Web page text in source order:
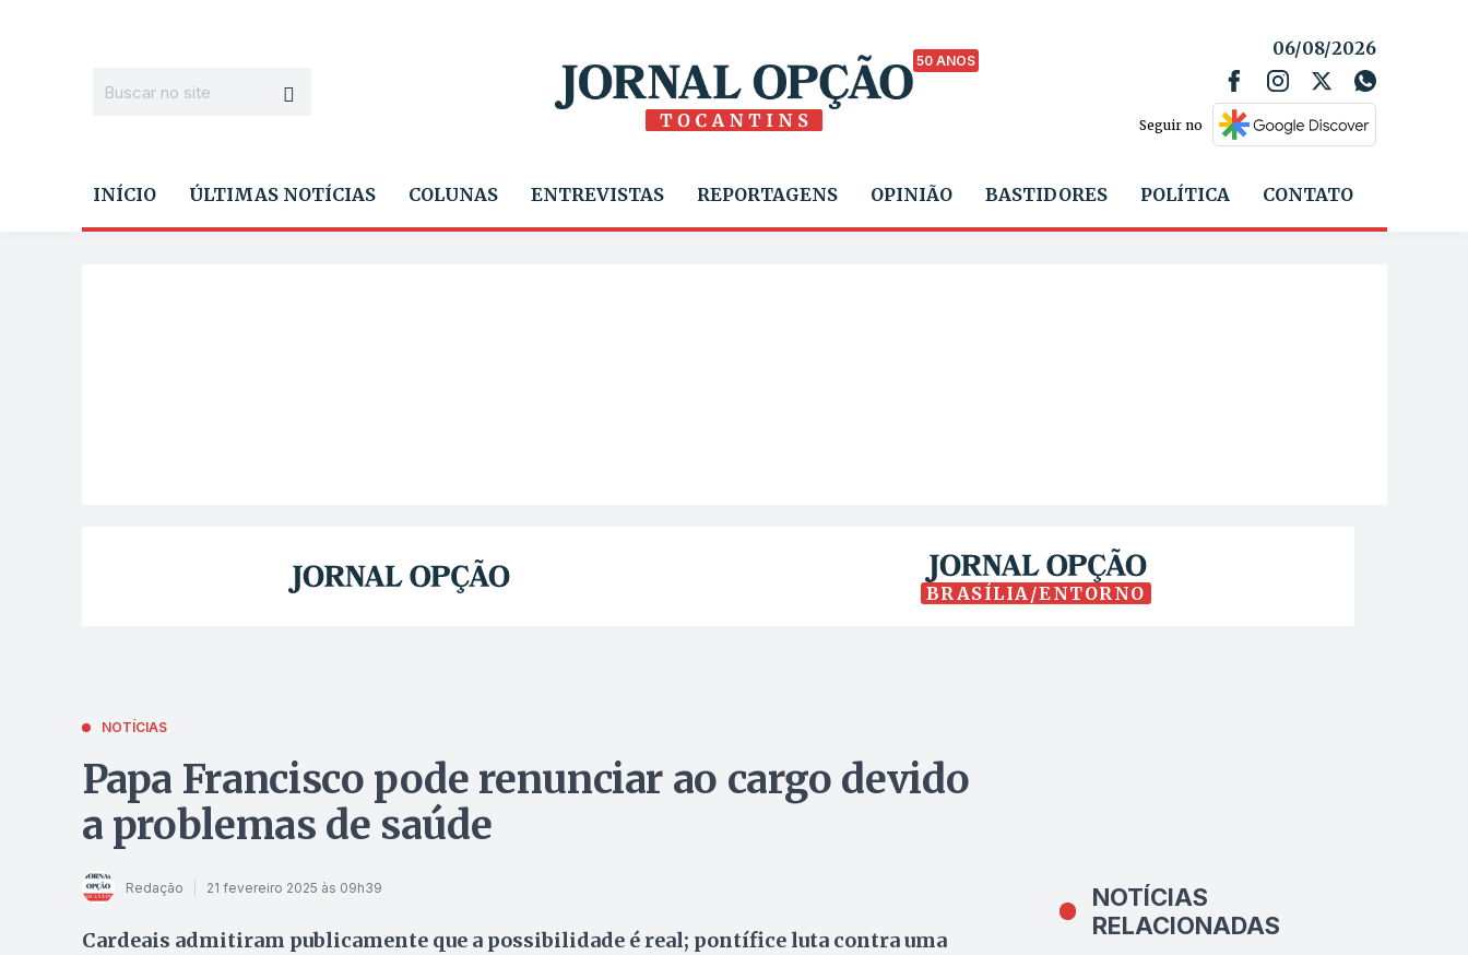
50 ANOS
06/08/2026
Seguir no
INÍCIO ÚLTIMAS NOTÍCIAS COLUNAS ENTREVISTAS REPORTAGENS OPINIÃO BASTIDORES POLÍTICA CONTATO
BRASÍLIA/ENTORNO
NOTÍCIAS
Papa Francisco pode renunciar ao cargo devido
a problemas de saúde
Redação 21 fevereiro 2025 às 09h39
Cardeais admitiram publicamente que a possibilidade é real; pontífice luta contra uma
NOTÍCIAS
RELACIONADAS